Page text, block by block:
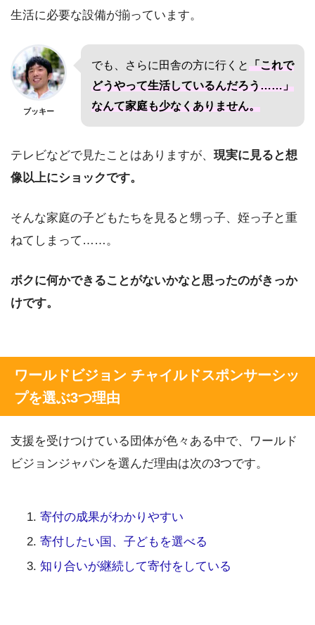
生活に必要な設備が揃っています。
ブッキー
でも、さらに田舎の方に行くと「これで
どうやって生活しているんだろう……」
なんて家庭も少なくありません。
テレビなどで見たことはありますが、 現実に見ると想
像以上にショックです。
そんな家庭の子どもたちを見ると甥っ子、姪っ子と重
ねてしまって……。
ボクに何かできることがないかなと思ったのがきっか
けです。
ワールドビジョン チャイルドスポンサーシッ
プを選ぶ3つ理由
支援を受けつけている団体が色々ある中で、ワールド
ビジョンジャパンを選んだ理由は次の3つです。
寄付の成果がわかりやすい
寄付したい国、子どもを選べる
知り合いが継続して寄付をしている